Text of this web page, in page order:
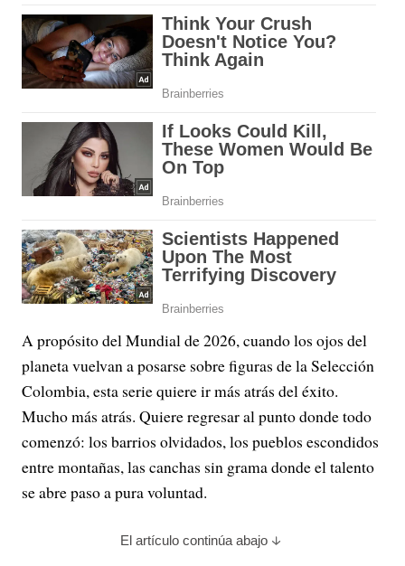
A propósito del Mundial de 2026, cuando los ojos del
planeta vuelvan a posarse sobre figuras de la Selección
Colombia, esta serie quiere ir más atrás del éxito.
Mucho más atrás. Quiere regresar al punto donde todo
comenzó: los barrios olvidados, los pueblos escondidos
entre montañas, las canchas sin grama donde el talento
se abre paso a pura voluntad.
El artículo continúa abajo